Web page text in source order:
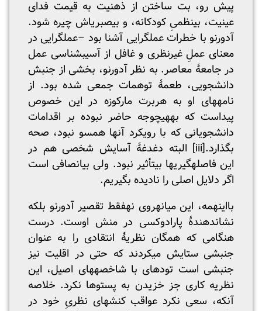
پیش رو، بت ساختن از ذهنیت به قیمت فدای
عینیت، بی­نظمیِ کودکانه، و بی­صبری­اش چیره شود.
آدورنو با خطرات عمل­گرایی آشنا بود –عمل­گرایی در
معنای عملِ غیرنظری و غافل از آسیب­شناسی عمل
در جامعۀ معاصر. به نظر آدورنو، بخشی از جنبش
دانشجویی، طعمۀ توهمات جمعی شده بود. از
نامه­های او به هربرت مارکوزه در این خصوص
پیداست که به­هیچ­وجه حاضر نبوده بر اقدامات
دانشجویانی که با رویکرد آنها همسو نبود، صحه
بگذارد.[iii]
البته دغدغۀ آسایش شخصی هم در
این فاصله­گیری­ها بی­تأثیر نبود. ولی بی­انصافی است
اگر دلایل اصلی را نادیده بگیریم.
بااین­همه، این میانه­روی نه­فقط تقصیر آدورنو بلکه
نشان­دهندۀ پارادوکسی در منش اوست. درست
هنگامی که همگان نظریۀ انتقادی را به عنوان
جنبشی ستایش می­کردند که حتی در اقلیت نیز
جنبشی است توده­ای با شاخصه­های اصیل، این
نظریه کاری جز خزیدن به پستوها نکرد. خلاصه
آنکه، سعی نکرد عواقب کنش­های نظریِ خود در